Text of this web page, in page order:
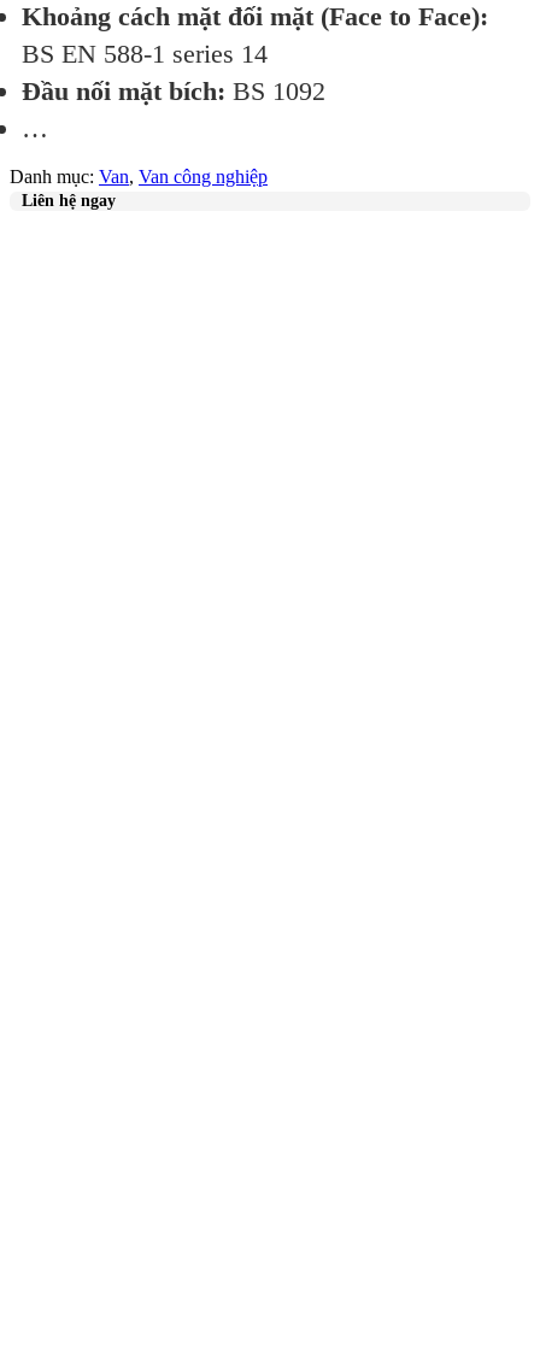
Khoảng cách mặt đối mặt (Face to Face):
BS EN 588-1 series 14
Đầu nối mặt bích: BS 1092
…
Danh mục: Van, Van công nghiệp
Liên hệ ngay